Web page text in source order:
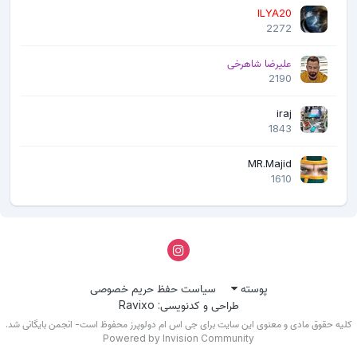
ILYA20
2272
علیرضا شاهرخی
2190
iraj
1843
MR.Majid
1610
پوسته
سیاست حفظ حریم خصوصی
طراحی و کدنویسی: Ravixo
حقوق مادی و معنوی این سایت برای جی اس ام دولوپرز محفوظ است- انجمن بایگانی شد.
Powered by Invision Community